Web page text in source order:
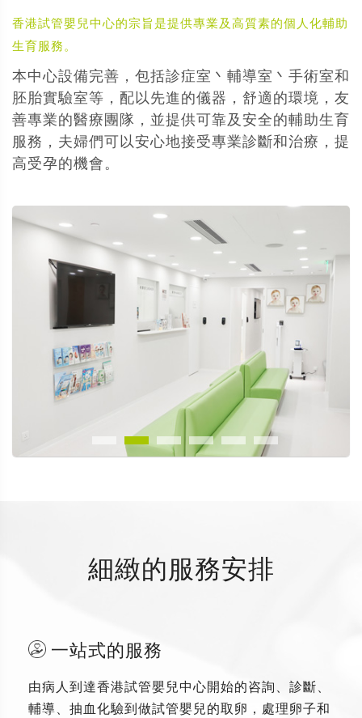
香港試管嬰兒中心的宗旨是提供專業及高質素的個人化輔助
生育服務。
本中心設備完善，包括診症室丶輔導室丶手術室和
胚胎實驗室等，配以先進的儀器，舒適的環境，友
善專業的醫療團隊，並提供可靠及安全的輔助生育
服務，夫婦們可以安心地接受專業診斷和治療，提
高受孕的機會。
細緻的服務安排
一站式的服務
由病人到達香港試管嬰兒中心開始的咨詢、診斷、
輔導、抽血化驗到做試管嬰兒的取卵，處理卵子和